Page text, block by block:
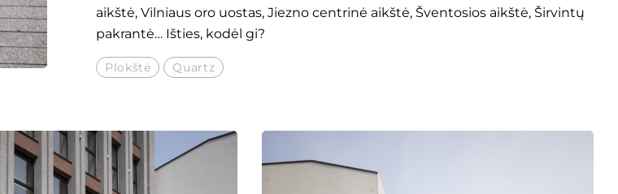
aikštė, Vilniaus oro uostas, Jiezno centrinė aikštė, Šventosios aikštė, Širvintų
pakrantė… Išties, kodėl gi?
Plokštė Quartz